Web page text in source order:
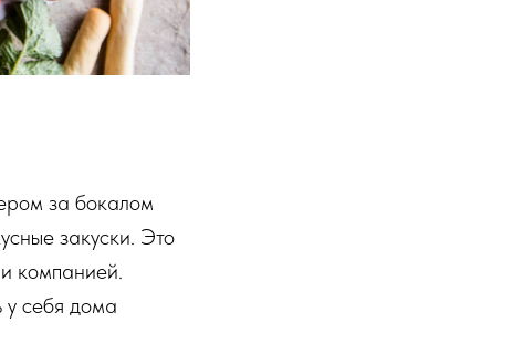
за бокалом
закуски. Это
компанией.
у себя дома